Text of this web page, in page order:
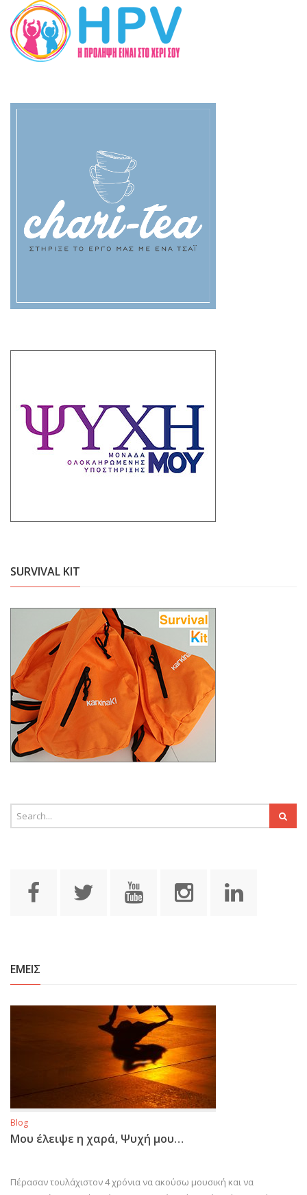
SURVIVAL KIT
ΕΜΕΙΣ
Blog
Μου έλειψε η χαρά, Ψυχή μου…
Πέρασαν τουλάχιστον 4 χρόνια να ακούσω μουσική και να